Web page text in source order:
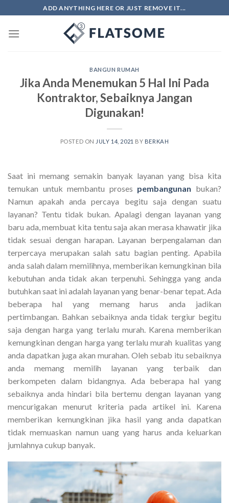
to
content
ADD ANYTHING HERE OR JUST REMOVE IT...
BANGUN RUMAH
Jika Anda Menemukan 5 Hal Ini Pada
Kontraktor, Sebaiknya Jangan
Digunakan!
POSTED ON JULY 14, 2021 BY BERKAH
Saat ini memang semakin banyak layanan yang bisa kita
temukan untuk membantu proses pembangunan bukan?
Namun apakah anda percaya begitu saja dengan suatu
layanan? Tentu tidak bukan. Apalagi dengan layanan yang
baru ada, membuat kita tentu saja akan merasa khawatir jika
tidak sesuai dengan harapan. Layanan berpengalaman dan
terpercaya merupakan salah satu bagian penting. Apabila
anda salah dalam memilihnya, memberikan kemungkinan bila
kebutuhan anda tidak akan terpenuhi. Sehingga yang anda
butuhkan saat ini adalah layanan yang benar-benar tepat. Ada
beberapa hal yang memang harus anda jadikan
pertimbangan. Bahkan sebaiknya anda tidak tergiur begitu
saja dengan harga yang terlalu murah. Karena memberikan
kemungkinan dengan harga yang terlalu murah kualitas yang
anda dapatkan juga akan murahan. Oleh sebab itu sebaiknya
anda memang memilih layanan yang terbaik dan
berkompeten dalam bidangnya. Ada beberapa hal yang
sebaiknya anda hindari bila bertemu dengan layanan yang
mencurigakan menurut kriteria pada artikel ini. Karena
memberikan kemungkinan jika hasil yang anda dapatkan
tidak memuaskan namun uang yang harus anda keluarkan
jumlahnya cukup banyak.